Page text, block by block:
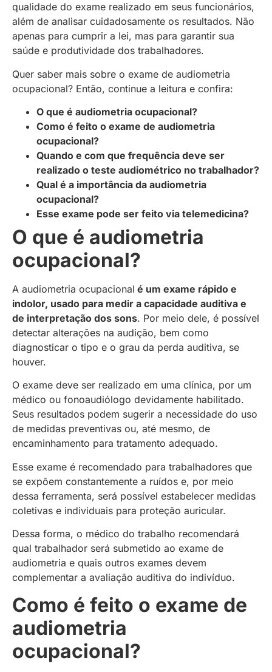
qualidade do exame realizado em seus funcionários,
além de analisar cuidadosamente os resultados. Não
apenas para cumprir a lei, mas para garantir sua
saúde e produtividade dos trabalhadores.
Quer saber mais sobre o exame de audiometria
ocupacional? Então, continue a leitura e confira:
O que é audiometria ocupacional?
Como é feito o exame de audiometria
ocupacional?
Quando e com que frequência deve ser
realizado o teste audiométrico no trabalhador?
Qual é a importância da audiometria
ocupacional?
Esse exame pode ser feito via telemedicina?
O que é audiometria
ocupacional?
A audiometria ocupacional é um exame rápido e
indolor, usado para medir a capacidade auditiva e
de interpretação dos sons. Por meio dele, é possível
detectar alterações na audição, bem como
diagnosticar o tipo e o grau da perda auditiva, se
houver.
O exame deve ser realizado em uma clínica, por um
médico ou fonoaudiólogo devidamente habilitado.
Seus resultados podem sugerir a necessidade do uso
de medidas preventivas ou, até mesmo, de
encaminhamento para tratamento adequado.
Esse exame é recomendado para trabalhadores que
se expõem constantemente a ruídos e, por meio
dessa ferramenta, será possível estabelecer medidas
coletivas e individuais para proteção auricular.
Dessa forma, o médico do trabalho recomendará
qual trabalhador será submetido ao exame de
audiometria e quais outros exames devem
complementar a avaliação auditiva do indivíduo.
Como é feito o exame de
audiometria
ocupacional?